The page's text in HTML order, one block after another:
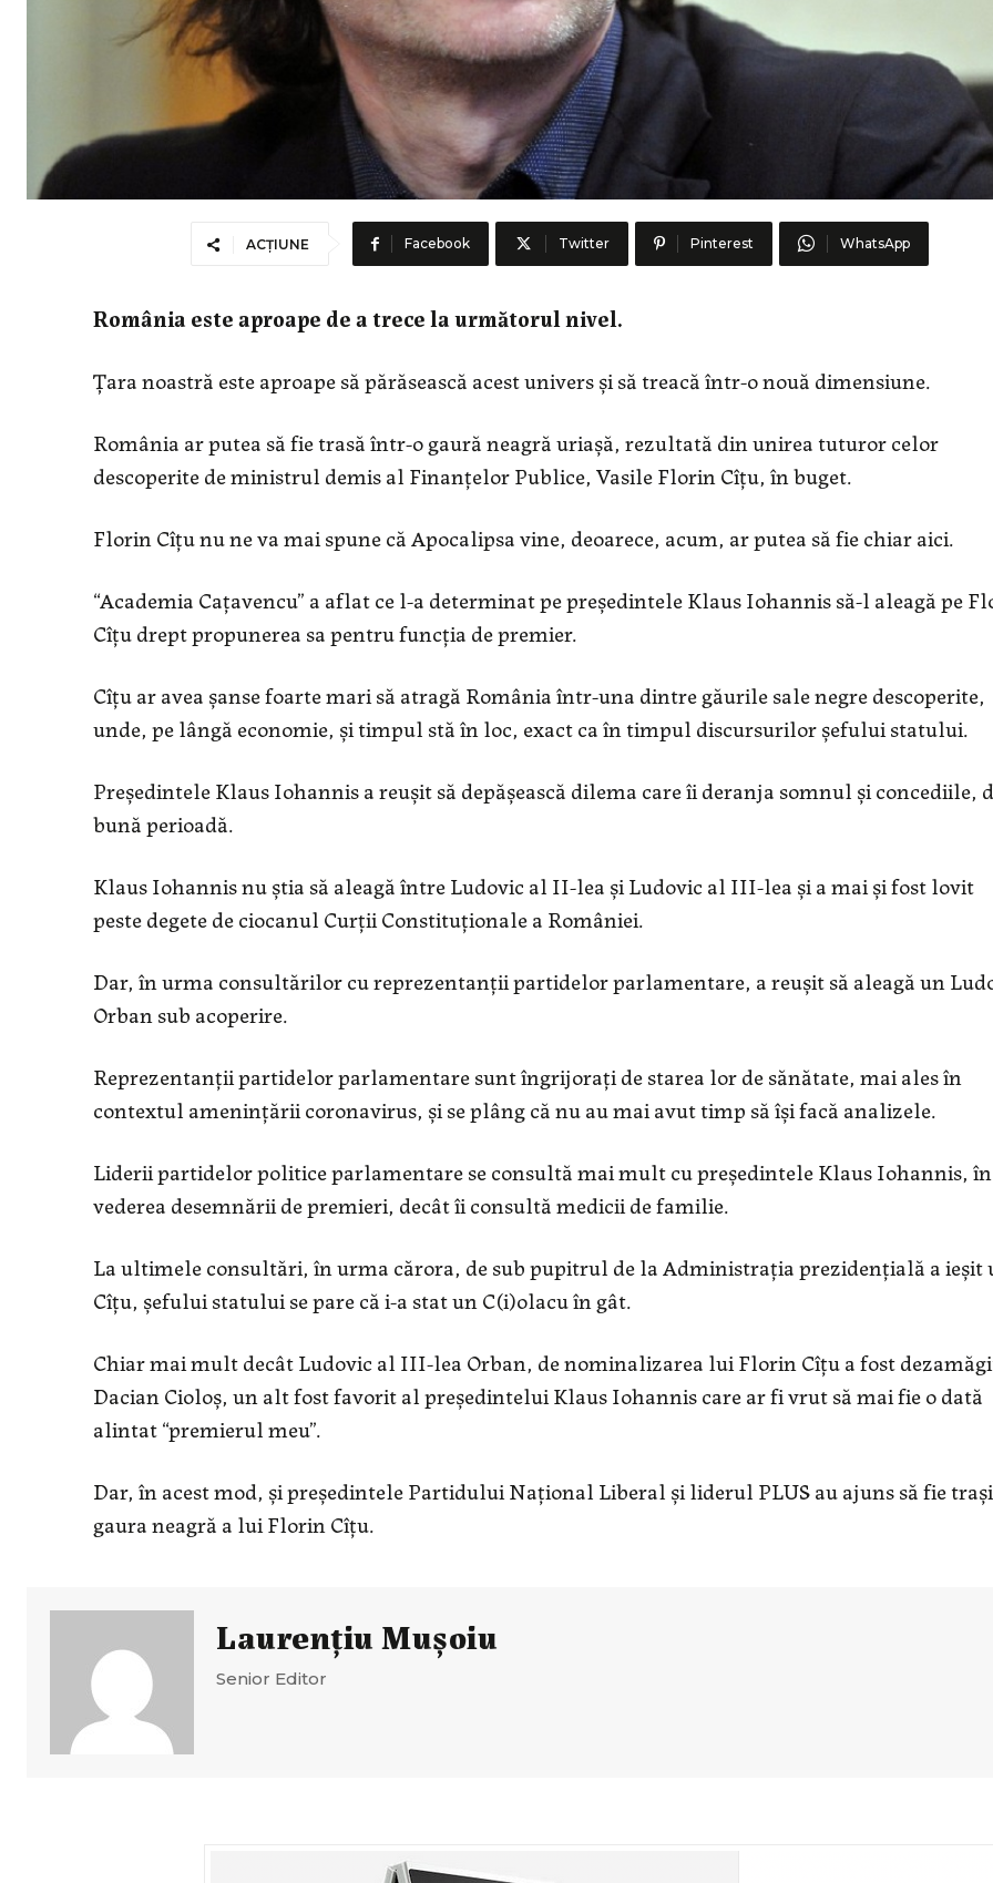
ACȚIUNE Facebook Twitter Pinterest WhatsApp
România este aproape de a trece la următorul nivel.
Țara noastră este aproape să părăsească acest univers și să treacă într-o nouă dimensiune.
România ar putea să fie trasă într-o gaură neagră uriașă, rezultată din unirea tuturor celor
descoperite de ministrul demis al Finanțelor Publice, Vasile Florin Cîțu, în buget.
Florin Cîțu nu ne va mai spune că Apocalipsa vine, deoarece, acum, ar putea să fie chiar aici.
“Academia Cațavencu” a aflat ce l-a determinat pe președintele Klaus Iohannis să-l aleagă pe
Cîțu drept propunerea sa pentru funcția de premier.
Cîțu ar avea șanse foarte mari să atragă România într-una dintre găurile sale negre descoperite,
unde, pe lângă economie, și timpul stă în loc, exact ca în timpul discursurilor șefului statului.
Președintele Klaus Iohannis a reușit să depășească dilema care îi deranja somnul și concediile,
bună perioadă.
Klaus Iohannis nu știa să aleagă între Ludovic al II-lea și Ludovic al III-lea și a mai și fost lovit
peste degete de ciocanul Curții Constituționale a României.
Dar, în urma consultărilor cu reprezentanții partidelor parlamentare, a reușit să aleagă un
Orban sub acoperire.
Reprezentanții partidelor parlamentare sunt îngrijorați de starea lor de sănătate, mai ales în
contextul amenințării coronavirus, și se plâng că nu au mai avut timp să își facă analizele.
Liderii partidelor politice parlamentare se consultă mai mult cu președintele Klaus Iohannis, în
vederea desemnării de premieri, decât îi consultă medicii de familie.
La ultimele consultări, în urma cărora, de sub pupitrul de la Administrația prezidențială a ieșit
Cîțu, șefului statului se pare că i-a stat un C(i)olacu în gât.
Chiar mai mult decât Ludovic al III-lea Orban, de nominalizarea lui Florin Cîțu a fost
Dacian Cioloș, un alt fost favorit al președintelui Klaus Iohannis care ar fi vrut să mai fie o dată
alintat “premierul meu”.
Dar, în acest mod, și președintele Partidului Național Liberal și liderul PLUS au ajuns să fie
gaura neagră a lui Florin Cîțu.
Laurenţiu Muşoiu
Senior Editor